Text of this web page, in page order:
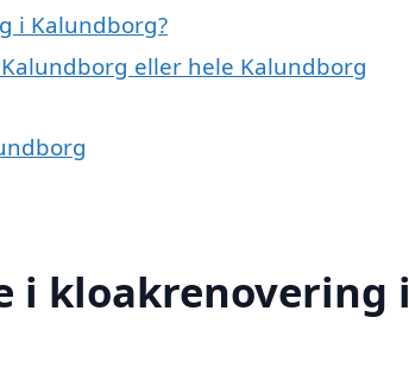
i Kalundborg?
eller hele Kalundborg
i kloakrenovering i